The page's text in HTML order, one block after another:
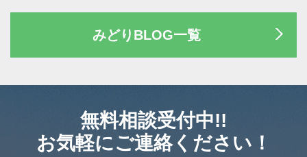
みどりBLOG一覧
無料相談受付中!!
お気軽にご連絡ください！